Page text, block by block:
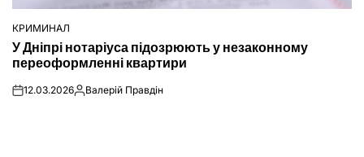
ОПУБЛІКУВАТИ
У
КРИМИНАЛ
У Дніпрі нотаріуса підозрюють у незаконному
переоформленні квартири
on12.03.2026Опубліковано
Валерій Правдін